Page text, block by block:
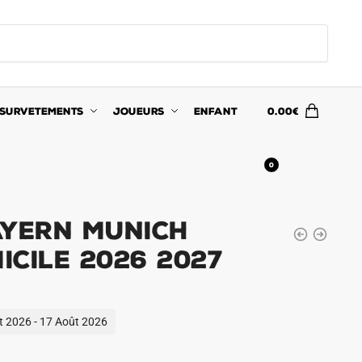
JOUEURS ENFANT 0.00€
0
Munich
2026 2027
2026 - 17 Août 2026